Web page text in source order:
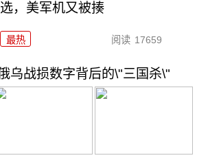
选，美军机又被揍
最热 阅读 17659
乌战损数字背后的\"三国杀\"